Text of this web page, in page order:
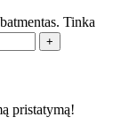
Tinka
pristatymą!